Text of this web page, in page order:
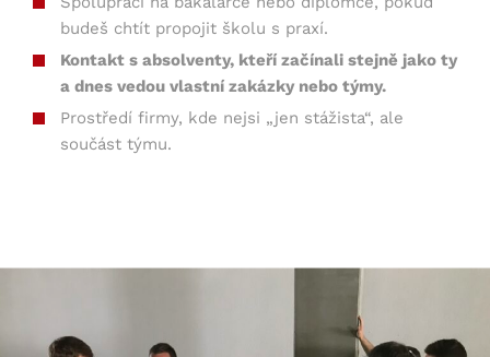
budeš chtít propojit školu s praxí.
Kontakt s absolventy, kteří začínali stejně jako ty
a dnes vedou vlastní zakázky nebo týmy.
Prostředí firmy, kde nejsi „jen stážista“, ale
součást týmu.